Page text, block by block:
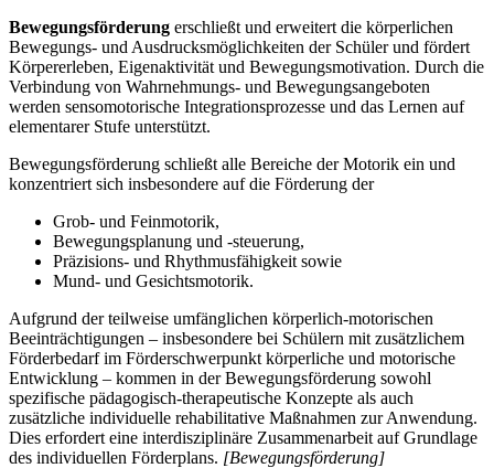
Bewegungsförderung erschließt und erweitert die körperlichen
Bewegungs- und Ausdrucksmöglichkeiten der Schüler und fördert
Körpererleben, Eigenaktivität und Bewegungsmotivation. Durch die
Verbindung von Wahrnehmungs- und Bewegungsangeboten
werden sensomotorische Integrationsprozesse und das Lernen auf
elementarer Stufe unterstützt.
Bewegungsförderung schließt alle Bereiche der Motorik ein und
konzentriert sich insbesondere auf die Förderung der
Grob- und Feinmotorik,
Bewegungsplanung und -steuerung,
Präzisions- und Rhythmusfähigkeit sowie
Mund- und Gesichtsmotorik.
Aufgrund der teilweise umfänglichen körperlich-motorischen
Beeinträchtigungen – insbesondere bei Schülern mit zusätzlichem
Förderbedarf im Förderschwerpunkt körperliche und motorische
Entwicklung – kommen in der Bewegungsförderung sowohl
spezifische pädagogisch-therapeutische Konzepte als auch
zusätzliche individuelle rehabilitative Maßnahmen zur Anwendung.
Dies erfordert eine interdisziplinäre Zusammenarbeit auf Grundlage
des individuellen Förderplans. [Bewegungsförderung]